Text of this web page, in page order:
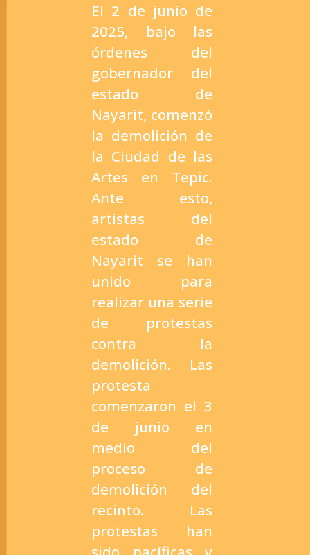
El 2 de junio de
2025, bajo las
órdenes del
gobernador del
estado de
Nayarit, comenzó
la demolición de
la Ciudad de las
Artes en Tepic.
Ante esto,
artistas del
estado de
Nayarit se han
unido para
realizar una serie
de protestas
contra la
demolición. Las
protesta
comenzaron el 3
de junio en
medio del
proceso de
demolición del
recinto. Las
protestas han